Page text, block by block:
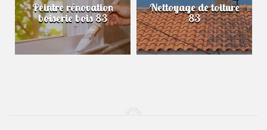
Peintre rénovation
boiserie bois 83
Nettoyage de toiture
83